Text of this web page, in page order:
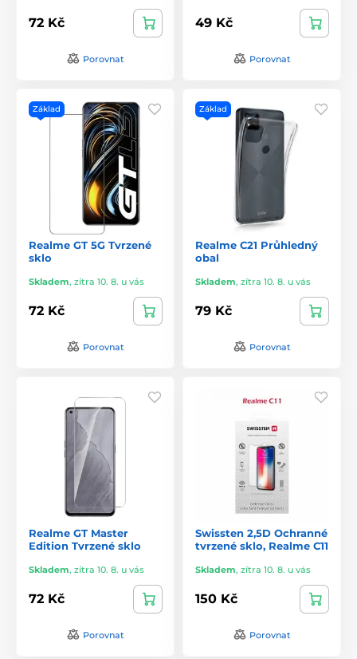
72 Kč
Porovnat
49 Kč
Porovnat
Základ
Realme GT 5G Tvrzené
sklo
Skladem, zítra 10. 8. u vás
72 Kč
Porovnat
Základ
Realme C21 Průhledný
obal
Skladem, zítra 10. 8. u vás
79 Kč
Porovnat
Realme GT Master
Edition Tvrzené sklo
Skladem, zítra 10. 8. u vás
72 Kč
Porovnat
Swissten 2,5D Ochranné
tvrzené sklo, Realme C11
Skladem, zítra 10. 8. u vás
150 Kč
Porovnat